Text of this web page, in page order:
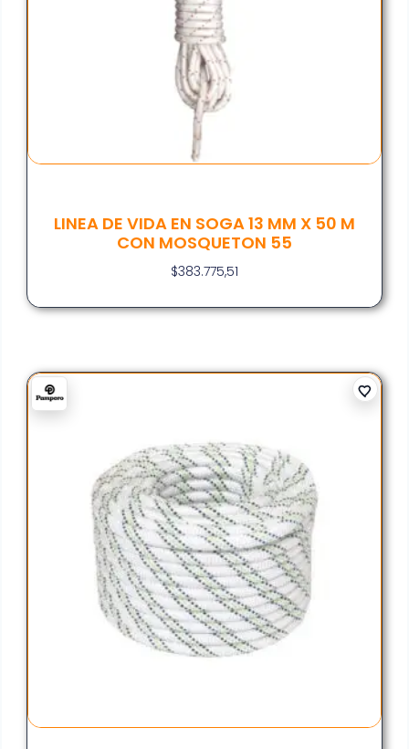
LINEA DE VIDA EN SOGA 13 MM X 50 M
CON MOSQUETON 55
$383.775,51